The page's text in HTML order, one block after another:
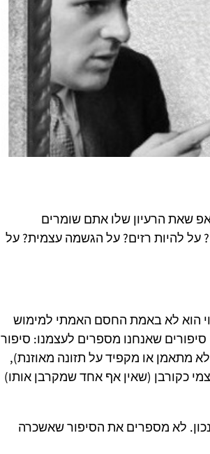
גיל 19? על אקזיט לסטארטאפ שאת הרעיון שלו אתם שומרים
על להיות רזים? על הגשמה עצמית? על
הוא לא באמת החסם האמתי למימוש
שאנחנו מספרים לעצמנו: סיפור
מתאמן או מקפיד על תזונה מאוזנת),
סיפור העצמי כקורבן (שאין אף אחד שמקרבן אותו)
לא מספרים את הסיפור שאשכרה